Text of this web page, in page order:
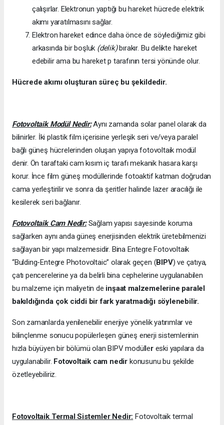
çalışırlar. Elektronun yaptığı bu hareket hücrede elektrik
akımı yaratılmasını sağlar.
Elektron hareket edince daha önce de söylediğimiz gibi
arkasında bir boşluk (delik)bırakır. Bu delikte hareket
edebilir ama bu hareket p tarafının tersi yönünde olur.
Hücrede akımı oluşturan süreç bu şekildedir.
Fotovoltaik Modül Nedir:Aynı zamanda solar panel olarak da
bilinirler. İki plastik film içerisine yerleşik seri ve/veya paralel
bağlı güneş hücrelerinden oluşan yapıya fotovoltaik modül
denir. Ön taraftaki cam kısım iç tarafı mekanik hasara karşı
korur. İnce film güneş modüllerinde fotoaktif katman doğrudan
cama yerleştirilir ve sonra da şeritler halinde lazer aracılığı ile
kesilerek seri bağlanır.
Fotovoltaik Cam Nedir:Sağlam yapısı sayesinde koruma
sağlarken aynı anda güneş enerjisinden elektrik üretebilmenizi
sağlayan bir yapı malzemesidir. Bina Entegre Fotovoltaik
“Bulding-Entegre Photovoltaic” olarak geçen (BIPV) ve çatıya,
çatı pencerelerine ya da belirli bina cephelerine uygulanabilen
bu malzeme için maliyetin de inşaat malzemelerine paralel
bakıldığında çok ciddi bir fark yaratmadığı söylenebilir.
Son zamanlarda yenilenebilir enerjiye yönelik yatırımlar ve
bilinçlenme sonucu popülerleşen güneş enerji sistemlerinin
hızla büyüyen bir bölümü olan BIPV modüller eski yapılara da
uygulanabilir. Fotovoltaik cam nedir konusunu bu şekilde
özetleyebiliriz.
Fotovoltaik Termal Sistemler Nedir: Fotovoltaik termal